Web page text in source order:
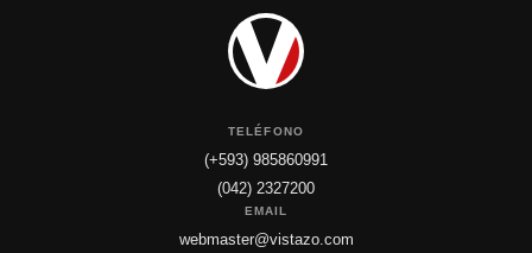
TELÉFONO
(+593) 985860991
(042) 2327200
EMAIL
webmaster@vistazo.com